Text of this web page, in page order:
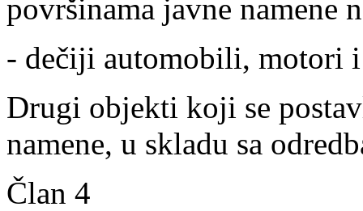
površinama javne namene
- dečiji automobili, motori
Drugi objekti koji se
namene, u skladu sa
Član 4